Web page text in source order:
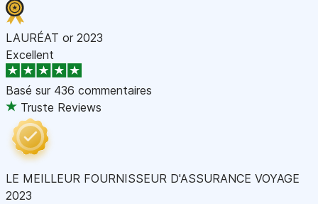
LAURÉAT or 2023
Excellent
Basé sur 436 commentaires
Truste Reviews
LE MEILLEUR FOURNISSEUR D'ASSURANCE VOYAGE
2023